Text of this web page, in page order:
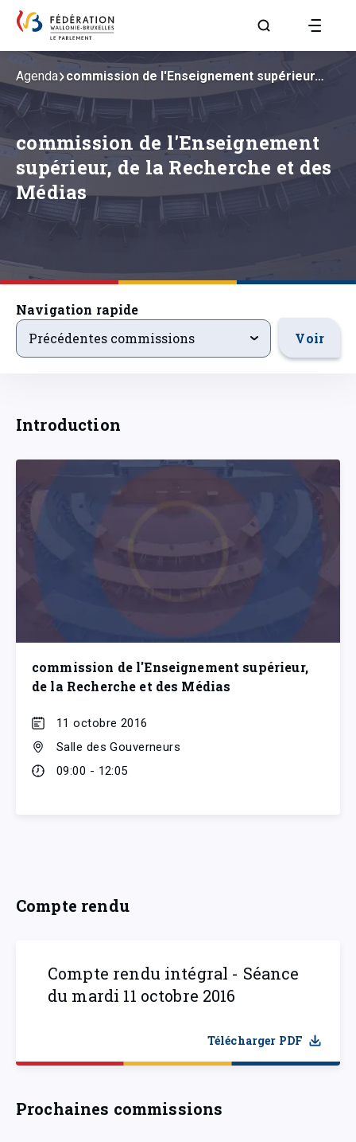
Aller à la page
commission de l'Enseignement
supérieur, de la Recherche et des
Médias
Agenda commission de l'Enseignement supérieur…
Navigation rapide
precedentsevenements
Précédentes commissions Voir
Introduction
commission de l'Enseignement supérieur,
de la Recherche et des Médias
11 octobre 2016
Salle des Gouverneurs
09:00 - 12:05
Compte rendu
Compte rendu intégral - Séance
du mardi 11 octobre 2016
Télécharger PDF
Prochaines commissions